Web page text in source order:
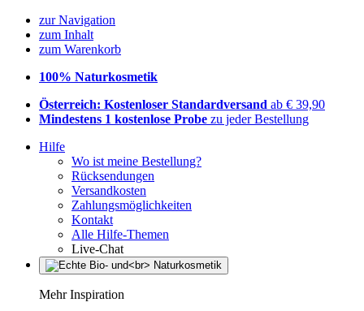
zur Navigation
zum Inhalt
zum Warenkorb
100% Naturkosmetik
Österreich: Kostenloser Standardversand ab € 39,90
Mindestens 1 kostenlose Probe zu jeder Bestellung
Hilfe
Wo ist meine Bestellung?
Rücksendungen
Versandkosten
Zahlungsmöglichkeiten
Kontakt
Alle Hilfe-Themen
Live-Chat
Mehr Inspiration